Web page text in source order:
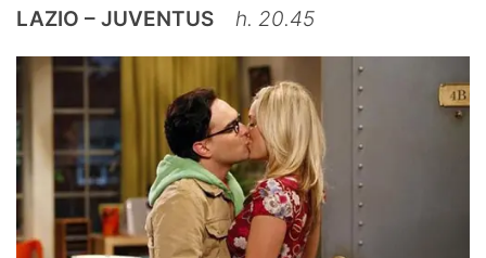
LAZIO – JUVENTUS h. 20.45